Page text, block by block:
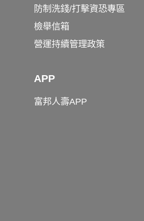
防制洗錢/打擊資恐專區
檢舉信箱
營運持續管理政策
APP
富邦人壽APP